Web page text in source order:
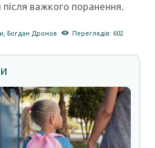
важкого поранення.
,Богдан Дронов Переглядів: 602